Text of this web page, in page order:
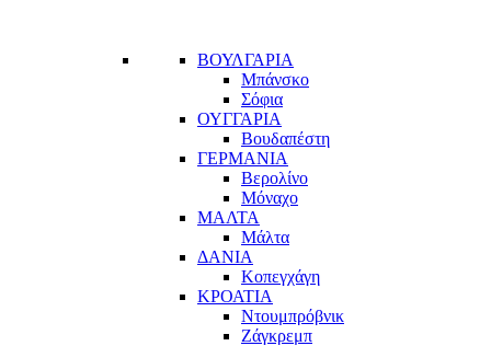
ΒΟΥΛΓΑΡΙΑ
Μπάνσκο
Σόφια
ΟΥΓΓΑΡΙΑ
Βουδαπέστη
ΓΕΡΜΑΝΙΑ
Βερολίνο
Μόναχο
ΜΑΛΤΑ
Μάλτα
ΔΑΝΙΑ
Κοπεγχάγη
ΚΡΟΑΤΙΑ
Ντουμπρόβνικ
Ζάγκρεμπ